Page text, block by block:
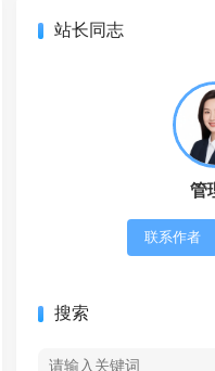
站长同志
管
联系作者
搜索